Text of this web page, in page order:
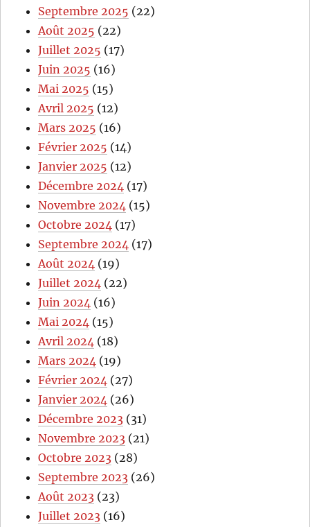
Septembre 2025 (22)
Août 2025 (22)
Juillet 2025 (17)
Juin 2025 (16)
Mai 2025 (15)
Avril 2025 (12)
Mars 2025 (16)
Février 2025 (14)
Janvier 2025 (12)
Décembre 2024 (17)
Novembre 2024 (15)
Octobre 2024 (17)
Septembre 2024 (17)
Août 2024 (19)
Juillet 2024 (22)
Juin 2024 (16)
Mai 2024 (15)
Avril 2024 (18)
Mars 2024 (19)
Février 2024 (27)
Janvier 2024 (26)
Décembre 2023 (31)
Novembre 2023 (21)
Octobre 2023 (28)
Septembre 2023 (26)
Août 2023 (23)
Juillet 2023 (16)